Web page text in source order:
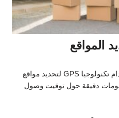
تعمل شركات النقل على استخدام تكنولوجيا GPS لتحديد مواقع
دقيقة حول توقيت وصول